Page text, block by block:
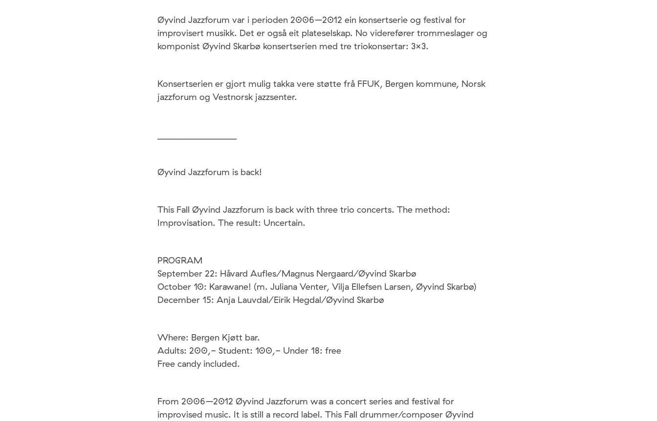
Øyvind Jazzforum var i perioden 2006–2012 ein konsertserie og festival for
improvisert musikk. Det er også eit plateselskap. No viderefører trommeslager og
komponist Øyvind Skarbø konsertserien med tre triokonsertar: 3×3.
Konsertserien er gjort mulig takka vere støtte frå FFUK, Bergen kommune, Norsk
jazzforum og Vestnorsk jazzsenter.
Øyvind Jazzforum is back!
This Fall Øyvind Jazzforum is back with three trio concerts. The method:
Improvisation. The result: Uncertain.
PROGRAM
September 22: Håvard Aufles/Magnus Nergaard/Øyvind Skarbø
October 10: Karawane! (m. Juliana Venter, Vilja Ellefsen Larsen, Øyvind Skarbø)
December 15: Anja Lauvdal/Eirik Hegdal/Øyvind Skarbø
Where: Bergen Kjøtt bar.
Adults: 200,- Student: 100,- Under 18: free
Free candy included.
From 2006–2012 Øyvind Jazzforum was a concert series and festival for
improvised music. It is still a record label. This Fall drummer/composer Øyvind